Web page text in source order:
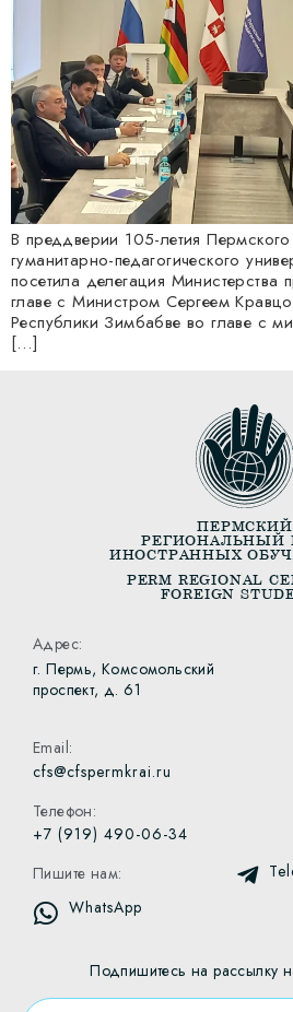
В преддверии 105-летия Пермского
гуманитарно-педагогического
посетила делегация
главе с Министром Сергеем
Республики Зимбабве во главе с
[…]
ПЕРМСКИЙ
РЕГИОНАЛЬНЫЙ
ИНОСТРАННЫХ
PERM REGIONAL
FOREIGN
Адрес:
г. Пермь, Комсомольский
проспект, д. 61
Email:
cfs@cfspermkrai.ru
Телефон:
+7 (919) 490-06-34
Пишите нам:
WhatsApp
Подпишитесь на рассылку